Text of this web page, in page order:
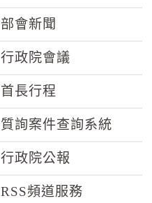
部會新聞
行政院會議
首長行程
質詢案件查詢系統
行政院公報
RSS頻道服務